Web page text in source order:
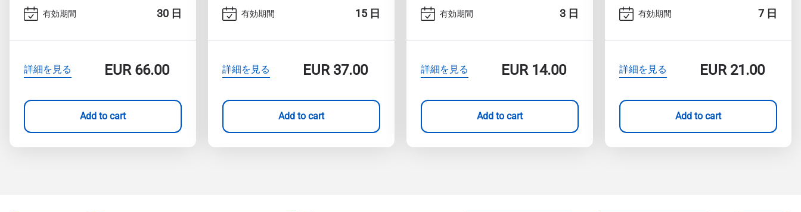
有効期間 30 日
詳細を見る EUR66.00
Add to cart
有効期間 15 日
詳細を見る EUR37.00
Add to cart
有効期間 3 日
詳細を見る EUR14.00
Add to cart
有効期間 7 日
詳細を見る EUR21.00
Add to cart